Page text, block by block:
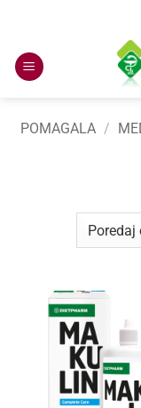
content
POMAGALA /